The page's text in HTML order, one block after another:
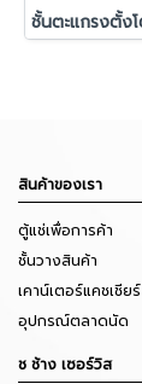
สินค้าของเรา
ตู้แช่เพื่อการค้า
ชั้นวางสินค้า
เคาน์เตอร์แคชเชียร์
อุปกรณ์ตลาดนัด
ช ช้าง เซอร์วิส